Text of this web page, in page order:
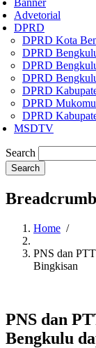
Advetorial
DPRD
DPRD Kota
DPRD
DPRD
DPRD
DPRD
DPRD
DPRD
MSDTV
Search
Breadcrumb
Home /
PNS dan
Bingkisan
PNS dan
Bengkulu